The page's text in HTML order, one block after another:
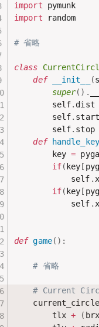
import
import random
# 省略
class
def
__init__ (
super( ) .
        self
. dist
        self
. start
        self
. stop
def
        key
=
if( key [
            self
.x
if( key [
            self
.x
def game( ) :
# 省略
# Current
    current_circle
        tlx
+ ( brx